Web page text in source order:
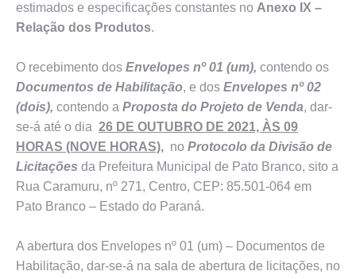
estimados e especificações constantes no Anexo IX –
Relação dos Produtos.
O recebimento dos Envelopes nº 01 (um), contendo os
Documentos de Habilitação, e dos Envelopes nº 02
(dois), contendo a Proposta do Projeto de Venda, dar-
se-á até o dia 26 DE OUTUBRO DE 2021, ÀS 09
HORAS (NOVE HORAS), no Protocolo da Divisão de
Licitações da Prefeitura Municipal de Pato Branco, sito a
Rua Caramuru, nº 271, Centro, CEP: 85.501-064 em
Pato Branco – Estado do Paraná.
A abertura dos Envelopes nº 01 (um) – Documentos de
Habilitação, dar-se-á na sala de abertura de licitações, no